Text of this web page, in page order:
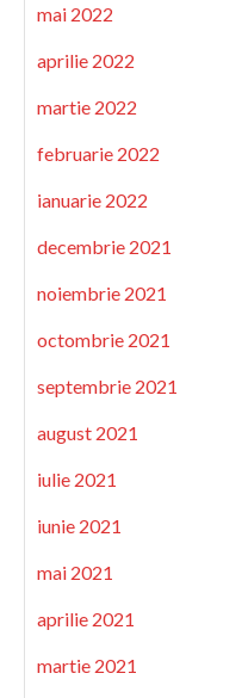
mai 2022
aprilie 2022
martie 2022
februarie 2022
ianuarie 2022
decembrie 2021
noiembrie 2021
octombrie 2021
septembrie 2021
august 2021
iulie 2021
iunie 2021
mai 2021
aprilie 2021
martie 2021